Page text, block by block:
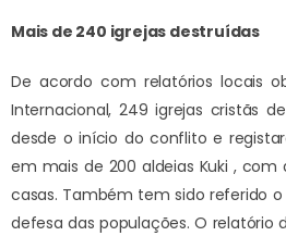
Mais de 240 igrejas destruídas
De acordo com relatórios locais
Internacional, 249 igrejas cristãs
desde o início do conflito e
em mais de 200 aldeias Kuki ,
casas. Também tem sido referido
defesa das populações. O relatório